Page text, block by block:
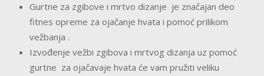
Gurtne za zgibove i mrtvo dizanje je značajan deo
fitnes opreme za ojačanje hvata i pomoć prilikom
vežbanja .
Izvođenje vežbi zgibova i mrtvog dizanja uz pomoć
gurtne za ojačavaje hvata će vam pružiti veliku